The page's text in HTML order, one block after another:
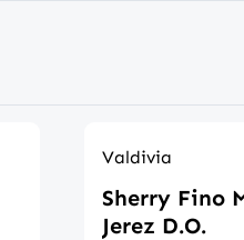
Valdivia
Sherry Fino
Jerez D.O.